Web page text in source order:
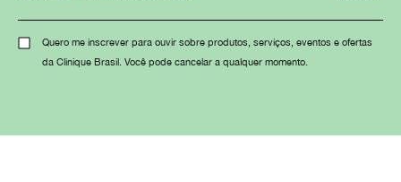
Quero me inscrever para ouvir sobre produtos, serviços, eventos e ofertas
da Clinique Brasil. Você pode cancelar a qualquer momento.